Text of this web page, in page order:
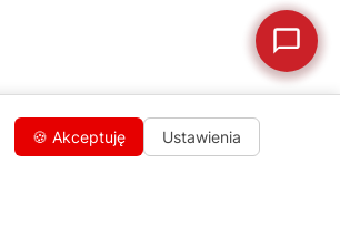
🍪 Akceptuję Ustawienia